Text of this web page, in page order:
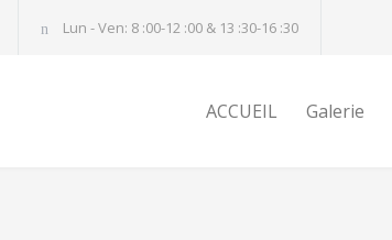
Lun - Ven: 8 :00-12 :00 & 13 :30-16 :30
ACCUEIL Galerie